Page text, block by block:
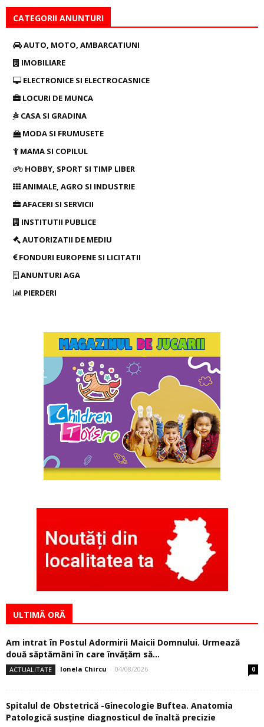
CATEGORII ANUNTURI
AUTO, MOTO, AMBARCATIUNI
IMOBILIARE
ELECTRONICE SI ELECTROCASNICE
LOCURI DE MUNCA
CASA SI GRADINA
MODA SI FRUMUSETE
MAMA SI COPILUL
HOBBY, SPORT SI TIMP LIBER
ANIMALE, AGRO SI INDUSTRIE
AFACERI SI SERVICII
INSTITUTII PUBLICE
AUTORIZATII DE MEDIU
FONDURI EUROPENE SI LICITATII
ANUNTURI AGA
PIERDERI
ULTIMĂ ORĂ
Am intrat în Postul Adormirii Maicii Domnului. Urmează
două săptămâni în care învăţăm să...
ACTUALITATE Ionela Chircu - 04/08/2026 0
Spitalul de Obstetrică -Ginecologie Buftea. Anatomia
Patologică susţine diagnosticul de înaltă precizie